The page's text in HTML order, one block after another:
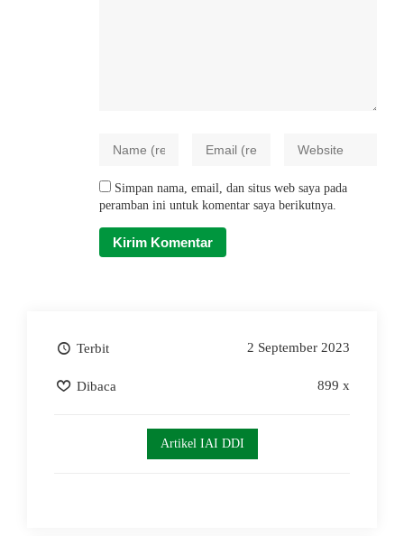
Simpan nama, email, dan situs web saya pada
peramban ini untuk komentar saya berikutnya.
Terbit 2 September 2023
Dibaca 899 x
Artikel IAI DDI